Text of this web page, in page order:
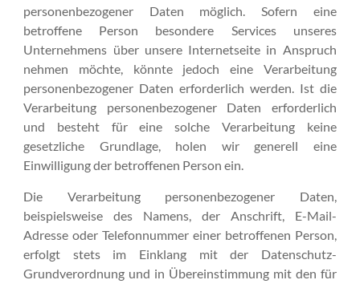
personenbezogener Daten möglich. Sofern eine
betroffene Person besondere Services unseres
Unternehmens über unsere Internetseite in Anspruch
nehmen möchte, könnte jedoch eine Verarbeitung
personenbezogener Daten erforderlich werden. Ist die
Verarbeitung personenbezogener Daten erforderlich
und besteht für eine solche Verarbeitung keine
gesetzliche Grundlage, holen wir generell eine
Einwilligung der betroffenen Person ein.
Die Verarbeitung personenbezogener Daten,
beispielsweise des Namens, der Anschrift, E-Mail-
Adresse oder Telefonnummer einer betroffenen Person,
erfolgt stets im Einklang mit der Datenschutz-
Grundverordnung und in Übereinstimmung mit den für